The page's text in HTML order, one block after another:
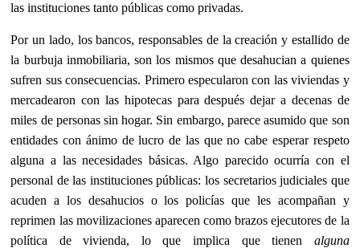
las instituciones tanto públicas como privadas.
Por un lado, los bancos, responsables de la creación y estallido de
la burbuja inmobiliaria, son los mismos que desahucian a quienes
sufren sus consecuencias. Primero especularon con las viviendas y
mercadearon con las hipotecas para después dejar a decenas de
miles de personas sin hogar. Sin embargo, parece asumido que son
entidades con ánimo de lucro de las que no cabe esperar respeto
alguna a las necesidades básicas. Algo parecido ocurría con el
personal de las instituciones públicas: los secretarios judiciales que
acuden a los desahucios o los policías que les acompañan y
reprimen las movilizaciones aparecen como brazos ejecutores de la
política de vivienda, lo que implica que tienen alguna